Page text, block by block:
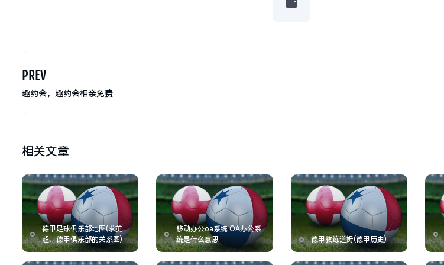
PREV
趣约会，趣约会相亲免费
相关文章
德甲足球俱乐部地图(求英
超、德甲俱乐部的关系图)
移动办公oa系统 OA办公系
统是什么意思
德甲教练道姆(德甲历史)